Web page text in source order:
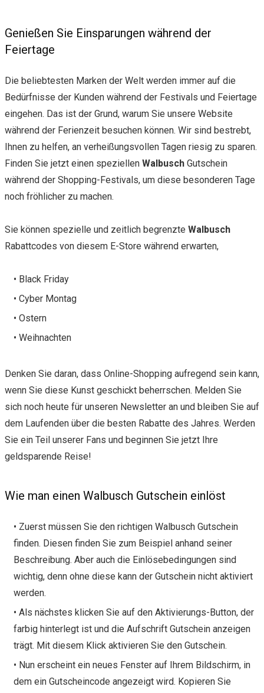
Genießen Sie Einsparungen während der
Feiertage
Die beliebtesten Marken der Welt werden immer auf die
Bedürfnisse der Kunden während der Festivals und Feiertage
eingehen. Das ist der Grund, warum Sie unsere Website
während der Ferienzeit besuchen können. Wir sind bestrebt,
Ihnen zu helfen, an verheißungsvollen Tagen riesig zu sparen.
Finden Sie jetzt einen speziellen Walbusch Gutschein
während der Shopping-Festivals, um diese besonderen Tage
noch fröhlicher zu machen.
Sie können spezielle und zeitlich begrenzte Walbusch
Rabattcodes von diesem E-Store während erwarten,
• Black Friday
• Cyber Montag
• Ostern
• Weihnachten
Denken Sie daran, dass Online-Shopping aufregend sein kann,
wenn Sie diese Kunst geschickt beherrschen. Melden Sie
sich noch heute für unseren Newsletter an und bleiben Sie auf
dem Laufenden über die besten Rabatte des Jahres. Werden
Sie ein Teil unserer Fans und beginnen Sie jetzt Ihre
geldsparende Reise!
Wie man einen Walbusch Gutschein einlöst
• Zuerst müssen Sie den richtigen Walbusch Gutschein
finden. Diesen finden Sie zum Beispiel anhand seiner
Beschreibung. Aber auch die Einlösebedingungen sind
wichtig, denn ohne diese kann der Gutschein nicht aktiviert
werden.
• Als nächstes klicken Sie auf den Aktivierungs-Button, der
farbig hinterlegt ist und die Aufschrift Gutschein anzeigen
trägt. Mit diesem Klick aktivieren Sie den Gutschein.
• Nun erscheint ein neues Fenster auf Ihrem Bildschirm, in
dem ein Gutscheincode angezeigt wird. Kopieren Sie